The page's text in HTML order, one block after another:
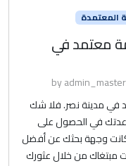
المعتمدة
معتمد في
admin_master
في مدينة نصر. فلا شك
في الحصول على
وجهة بحثك عن أفضل
مبتغاك من خلال عثورك